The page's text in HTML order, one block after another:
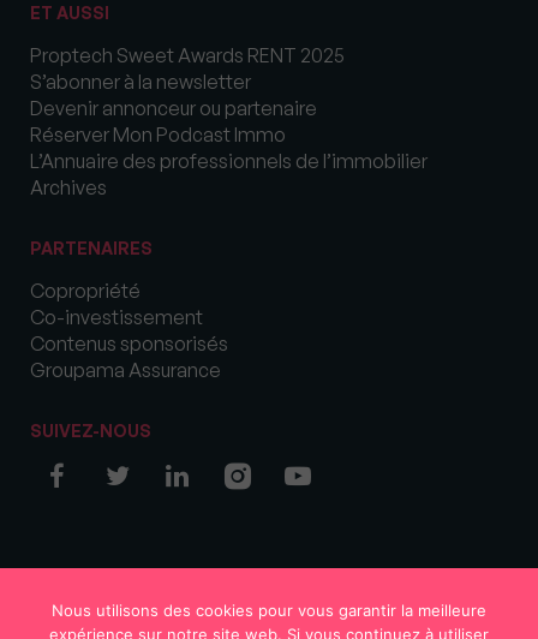
ET AUSSI
Proptech Sweet Awards RENT 2025
S’abonner à la newsletter
Devenir annonceur ou partenaire
Réserver Mon Podcast Immo
L’Annuaire des professionnels de l’immobilier
Archives
PARTENAIRES
Copropriété
Co-investissement
Contenus sponsorisés
Groupama Assurance
SUIVEZ-NOUS
Nous utilisons des cookies pour vous garantir la meilleure
expérience sur notre site web. Si vous continuez à utiliser